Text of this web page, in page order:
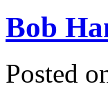
Bob
Posted